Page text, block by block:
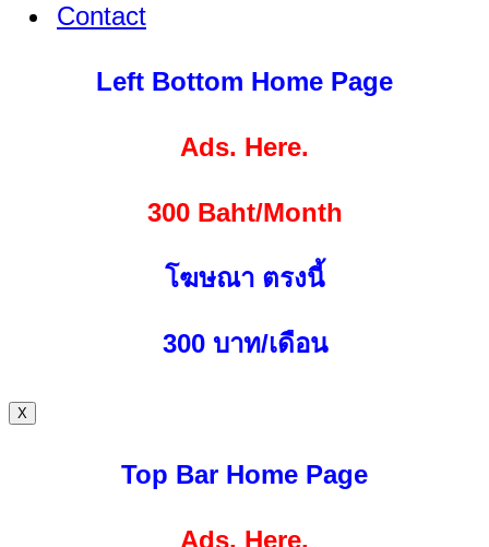
Contact
Left Bottom Home Page
Ads. Here.
300 Baht/Month
โฆษณา ตรงนี้
300 บาท/เดือน
X
Top Bar Home Page
Ads. Here.